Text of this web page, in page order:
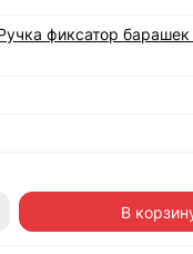
фиксатор
В